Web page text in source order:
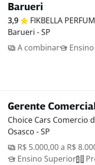
Barueri
3,9 FIKBELLA
Barueri - SP
A combinar
Gerente
Choice Cars Comercio
Osasco - SP
R$ 5.000,00 a R$
Ensino Superior